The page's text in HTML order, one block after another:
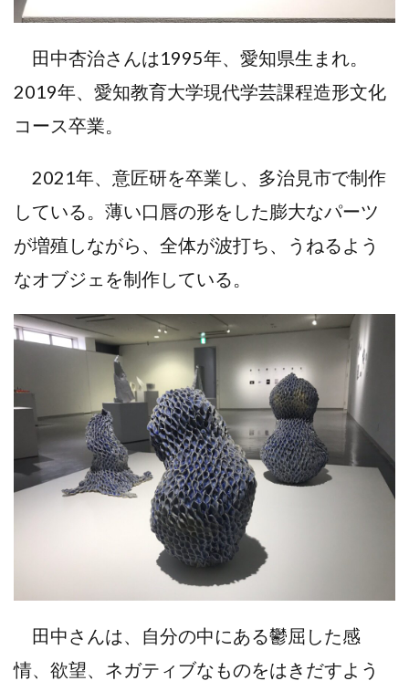
田中杏治さんは1995年、愛知県生まれ。
2019年、愛知教育大学現代学芸課程造形文化
コース卒業。
2021年、意匠研を卒業し、多治見市で制作
している。薄い口唇の形をした膨大なパーツ
が増殖しながら、全体が波打ち、うねるよう
なオブジェを制作している。
田中さんは、自分の中にある鬱屈した感
情、欲望、ネガティブなものをはきだすよう